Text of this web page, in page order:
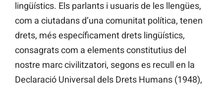
lingüístics. Els parlants i usuaris de les llengües,
com a ciutadans d’una comunitat política, tenen
drets, més específicament drets lingüístics,
consagrats com a elements constitutius del
nostre marc civilitzatori, segons es recull en la
Declaració Universal dels Drets Humans (1948),